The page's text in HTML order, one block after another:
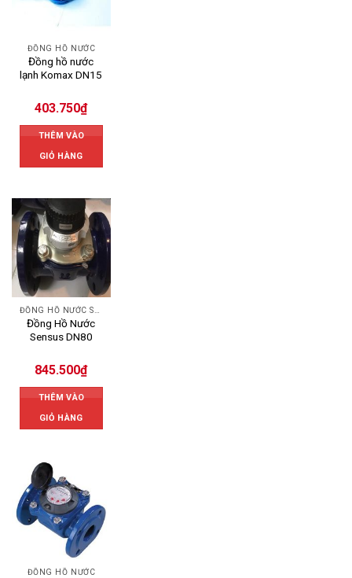
ĐỒNG HỒ NƯỚC
Đồng hồ nước
lạnh Komax DN15
403.750₫
THÊM VÀO
GIỎ HÀNG
Đồng Hồ Nước
Sensus DN80
845.500₫
THÊM VÀO
GIỎ HÀNG
ĐỒNG HỒ NƯỚC